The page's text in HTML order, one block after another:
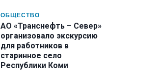
ОБЩЕСТВО
АО «Транснефть – Север»
организовало экскурсию
для работников в
старинное село
Республики Коми